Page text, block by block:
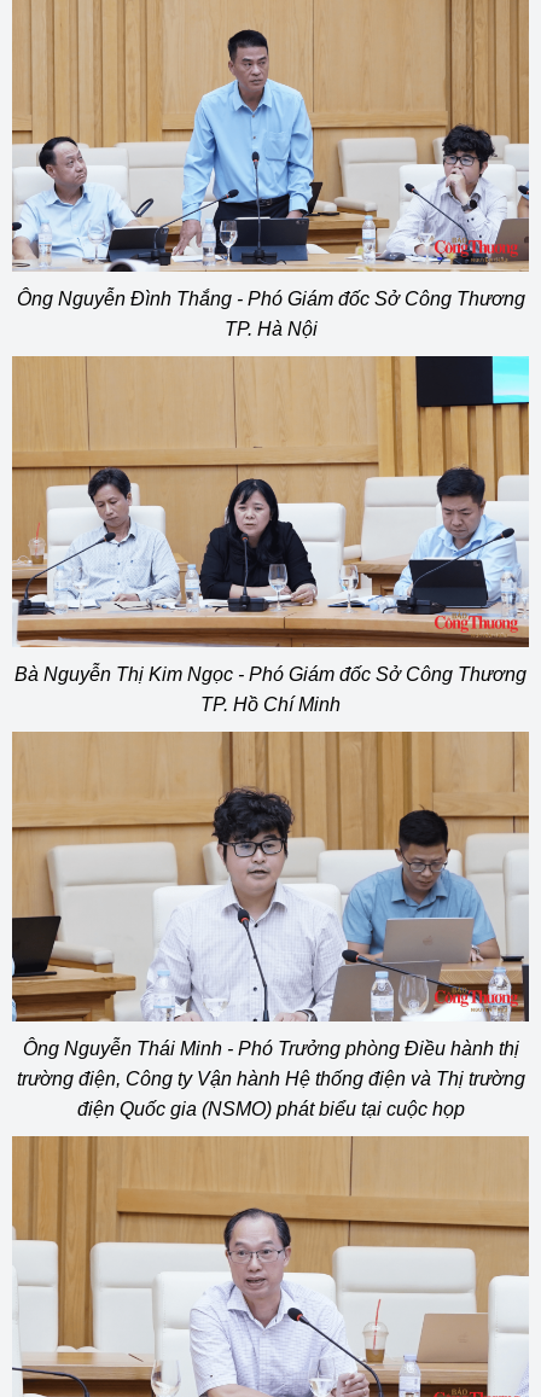
Ông Nguyễn Đình Thắng - Phó Giám đốc Sở Công Thương
TP. Hà Nội
Bà Nguyễn Thị Kim Ngọc - Phó Giám đốc Sở Công Thương
TP. Hồ Chí Minh
Ông Nguyễn Thái Minh - Phó Trưởng phòng Điều hành thị
trường điện, Công ty Vận hành Hệ thống điện và Thị trường
điện Quốc gia (NSMO) phát biểu tại cuộc họp